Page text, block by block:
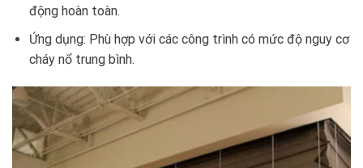
động hoàn toàn.
Ứng dụng: Phù hợp với các công trình có mức độ nguy cơ
cháy nổ trung bình.